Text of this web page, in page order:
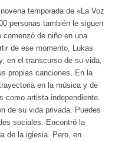
temporada de «La Voz
personas también le siguen
de niño en una
de ese momento, Lukas
en el transcurso de su vida,
propias canciones. En la
en la música y de
como artista independiente.
de su vida privada. Puedes
sociales. Encontró la
de la iglesia. Pero, en